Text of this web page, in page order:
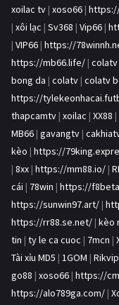
xoilac tv | xoso66 |
| xôi lạc | Sv368 | Vip66 |
| VIP66 | https://
https://mb66.life/ |
bong da | colatv | colatv
https://
thapcamtv | xoilac | XX88 |
MB66 | gavangtv |
kèo | https://
| 8xx | https://mm88.io/ |
cái | 78win | https://
https://sunwin97.art/ |
https://rr88.se.net/ | kèo
tin | ty le ca cuoc | 7mcn |
Tài xỉu MD5 | 1GOM | Rikvip
go88 | xoso66 | https://
https://alo789ga.com/ |